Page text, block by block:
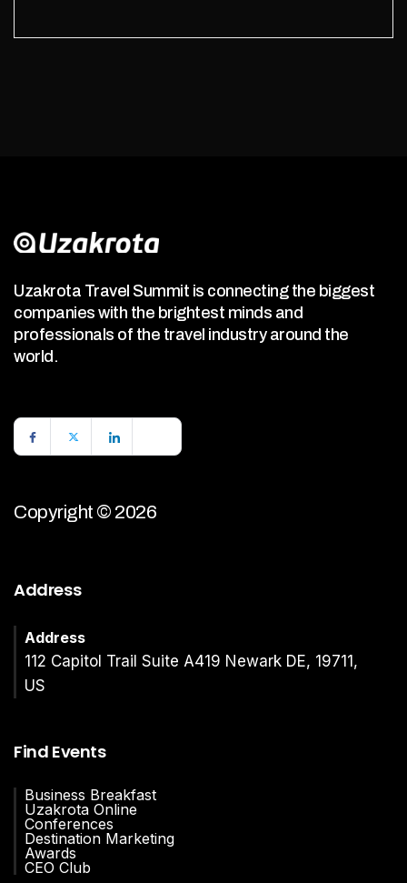
Uzakrota Travel Summit is connecting the biggest
companies with the brightest minds and
professionals of the travel industry around the
world.
Copyright © 2026
Address
Address
112 Capitol Trail Suite A419 Newark DE, 19711,
US
Find Events
Business Breakfast
Uzakrota Online
Conferences
Destination Marketing
Awards
CEO Club